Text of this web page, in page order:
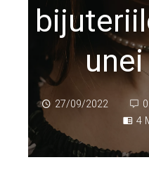
27/09/2022
4